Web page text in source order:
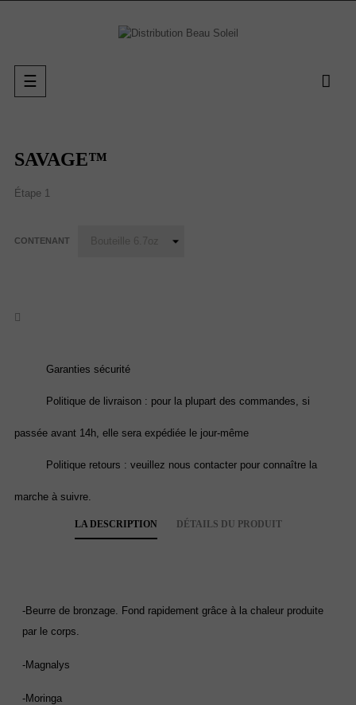
Basculer
la
☰
SAVAGE™
Étape 1
CONTENANT
Garanties sécurité
Politique de livraison : pour la plupart des commandes, si
passée avant 14h, elle sera expédiée le jour-même
Politique retours : veuillez nous contacter pour connaître la
marche à suivre.
LA DESCRIPTION DÉTAILS DU PRODUIT
-Beurre de bronzage. Fond rapidement grâce à la chaleur produite
par le corps.
-Magnalys
-Moringa